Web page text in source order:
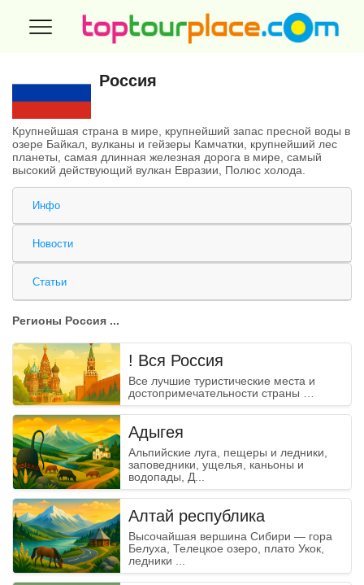
Россия
Крупнейшая страна в мире, крупнейший запас пресной воды в
озере Байкал, вулканы и гейзеры Камчатки, крупнейший лес
планеты, самая длинная железная дорога в мире, самый
высокий действующий вулкан Евразии, Полюс холода.
Инфо
Новости
Статьи
Регионы Россия ...
! Вся Россия
Все лучшие туристические места и
достопримечательности страны …
Адыгея
Альпийские луга, пещеры и ледники,
заповедники, ущелья, каньоны и
водопады, Д...
Алтай республика
Высочайшая вершина Сибири — гора
Белуха, Телецкое озеро, плато Укок,
ледники ...